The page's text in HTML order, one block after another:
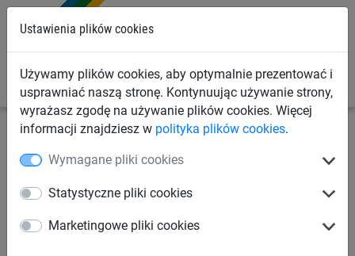
Ustawienia plików cookies
Używamy plików cookies, aby optymalnie prezentować i
usprawniać naszą stronę. Kontynuując używanie strony,
wyrażasz zgodę na używanie plików cookies. Więcej
informacji znajdziesz w polityka plików cookies.
Wymagane pliki cookies
Statystyczne pliki cookies
Marketingowe pliki cookies
polipropylenowe
Siatka polipropylenowa
(ø 2,3 mm, oczko 35 mm)